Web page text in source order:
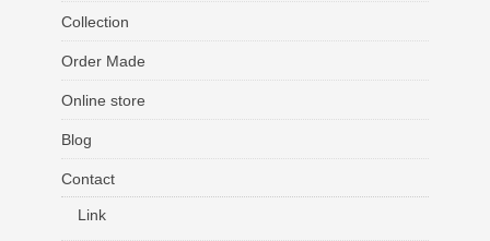
Collection
Order Made
Online store
Blog
Contact
Link